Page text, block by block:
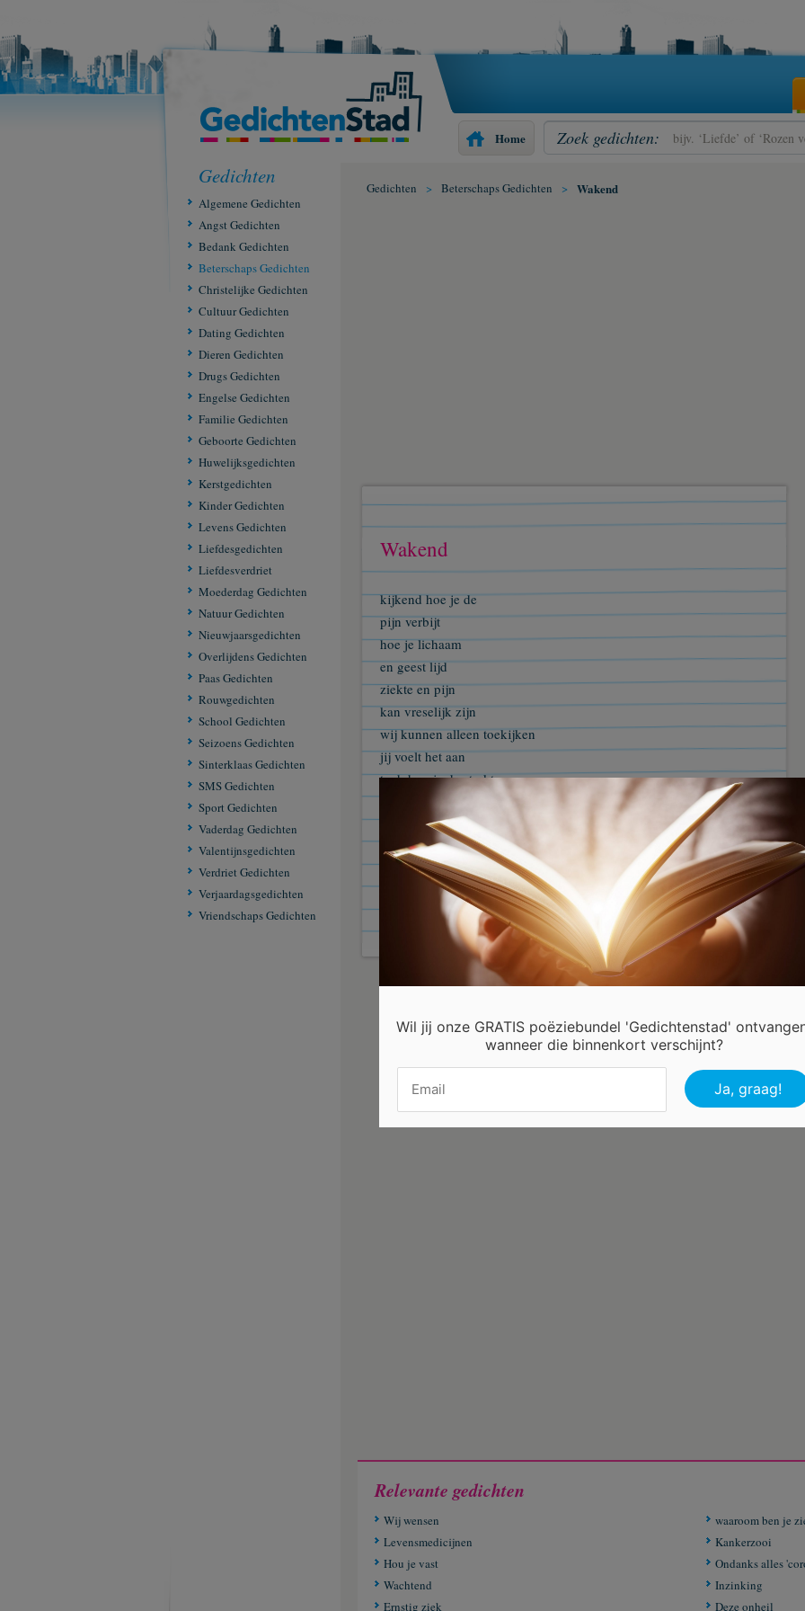
Home Zoek gedichten:
Gedichten
Algemene Gedichten
Angst Gedichten
Bedank Gedichten
Beterschaps Gedichten
Christelijke Gedichten
Cultuur Gedichten
Dating Gedichten
Dieren Gedichten
Drugs Gedichten
Engelse Gedichten
Familie Gedichten
Geboorte Gedichten
Huwelijksgedichten
Kerstgedichten
Kinder Gedichten
Levens Gedichten
Liefdesgedichten
Liefdesverdriet
Moederdag Gedichten
Natuur Gedichten
Nieuwjaarsgedichten
Overlijdens Gedichten
Paas Gedichten
Rouwgedichten
School Gedichten
Seizoens Gedichten
Sinterklaas Gedichten
SMS Gedichten
Sport Gedichten
Vaderdag Gedichten
Valentijnsgedichten
Verdriet Gedichten
Verjaardagsgedichten
Vriendschaps Gedichten
Gedichten > Beterschaps Gedichten > Wakend
Wakend
kijkend hoe je de
pijn verbijt
hoe je lichaam
en geest lijd
ziekte en pijn
kan vreselijk zijn
wij kunnen alleen toekijken
jij voelt het aan
toch hou je de sterkte
al loopt er langs
je wang een traan
sterkte
Van Hees Annie
Relevante gedichten
Wij wensen
Levensmedicijnen
Hou je vast
Wachtend
Ernstig ziek
waaroom ben je
Kankerzooi
Ondanks alles
Inzinking
Deze onheil
Wil jij onze GRATIS poëziebundel 'Gedichtenstad'
wanneer die binnenkort verschijnt?